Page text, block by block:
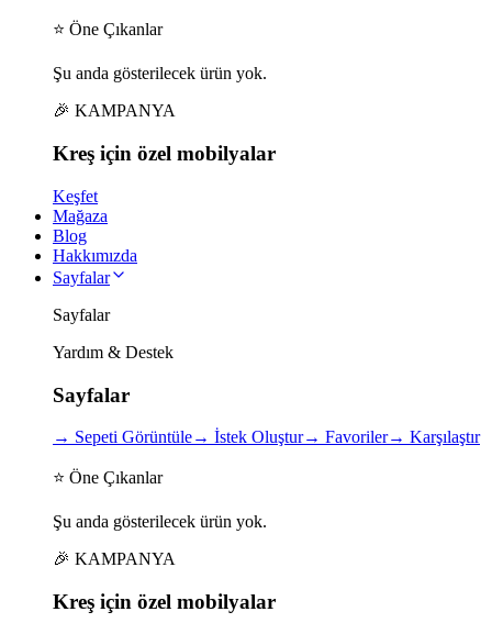
⭐ Öne Çıkanlar
Şu anda gösterilecek ürün yok.
🎉 KAMPANYA
Kreş için özel mobilyalar
Keşfet
Mağaza
Blog
Hakkımızda
Sayfalar
Sayfalar
Yardım & Destek
Sayfalar
→ Sepeti Görüntüle→ İstek Oluştur→ Favoriler→ Karşılaştır
⭐ Öne Çıkanlar
Şu anda gösterilecek ürün yok.
🎉 KAMPANYA
Kreş için özel mobilyalar